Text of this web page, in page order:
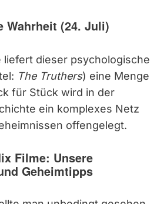
Wahrheit (24. Juli)
liefert dieser psychologische
The Truthers) eine Menge
für Stück wird in der
ein komplexes Netz
offengelegt.
Filme: Unsere
Geheimtipps